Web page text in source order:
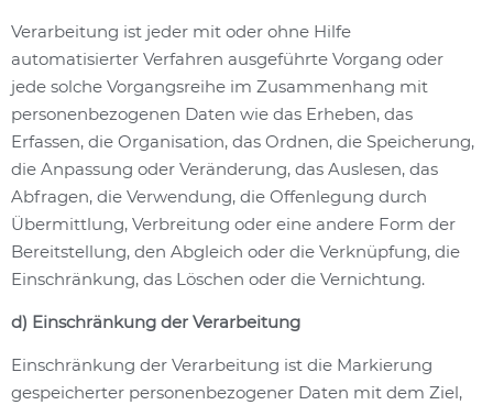
Verarbeitung ist jeder mit oder ohne Hilfe
automatisierter Verfahren ausgeführte Vorgang oder
jede solche Vorgangsreihe im Zusammenhang mit
personenbezogenen Daten wie das Erheben, das
Erfassen, die Organisation, das Ordnen, die Speicherung,
die Anpassung oder Veränderung, das Auslesen, das
Abfragen, die Verwendung, die Offenlegung durch
Übermittlung, Verbreitung oder eine andere Form der
Bereitstellung, den Abgleich oder die Verknüpfung, die
Einschränkung, das Löschen oder die Vernichtung.
d) Einschränkung der Verarbeitung
Einschränkung der Verarbeitung ist die Markierung
gespeicherter personenbezogener Daten mit dem Ziel,